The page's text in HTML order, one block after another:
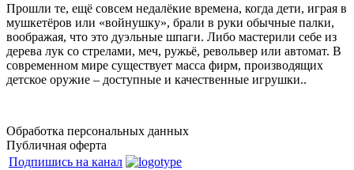
Прошли те, ещё совсем недалёкие времена, когда дети, играя в
мушкетёров или «войнушку», брали в руки обычные палки,
воображая, что это дуэльные шпаги. Либо мастерили себе из
дерева лук со стрелами, меч, ружьё, револьвер или автомат. В
современном мире существует масса фирм, производящих
детское оружие – доступные и качественные игрушки..
Обработка персональных данных
Публичная оферта
Подпишись на канал